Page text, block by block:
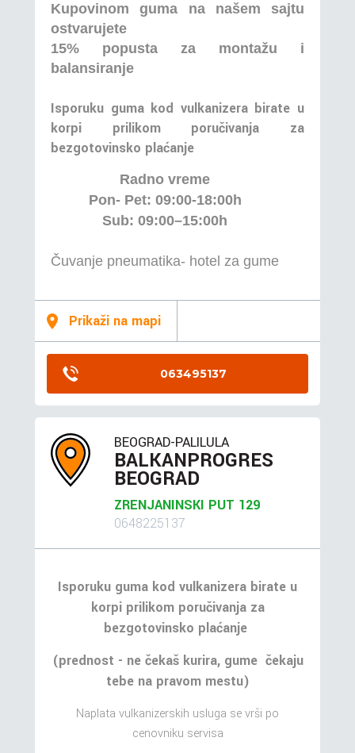
Kupovinom guma na našem sajtu
ostvarujete
15% popusta za montažu i
balansiranje
Isporuku guma kod vulkanizera birate u
korpi prilikom poručivanja za
bezgotovinsko plaćanje
Radno vreme
Pon- Pet: 09:00-18:00h
Sub: 09:00–15:00h
Čuvanje pneumatika- hotel za gume
Prikaži na mapi
063495137
BEOGRAD-PALILULA
BALKANPROGRES
BEOGRAD
ZRENJANINSKI PUT 129
0648225137
Isporuku guma kod vulkanizera birate u
korpi prilikom poručivanja za
bezgotovinsko plaćanje
(prednost - ne čekaš kurira, gume čekaju
tebe na pravom mestu)
Naplata vulkanizerskih usluga se vrši po
cenovniku servisa